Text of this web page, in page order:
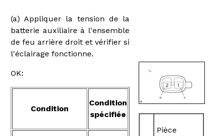
(a) Appliquer la tension de la
batterie auxiliaire à l'ensemble
de feu arrière droit et vérifier si
l'éclairage fonctionne.
OK:
Condition
Condition
spécifiée
Pièce